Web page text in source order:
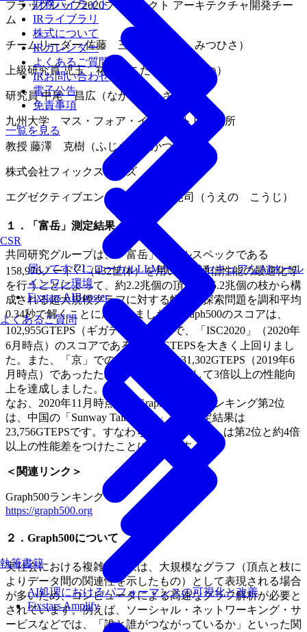
財務ハイライト
IRライブラリ
株式について
IRカレンダー
よくあるご質問
IRお問い合わせ
電子公告
免責事項
一覧を見る
CSR
執筆書籍
届いてすぐにローカルLLMが使えるセキュアなAIオール
インワン環境
Fixstars AIBooster
AI処理におけるパフォーマンスの可視化と改善
Fixstars Amplify
よくあるご質問
フラッグシップ2020プロジェクト アーキテクチャ開発チー
ム
チームリーダー 佐藤 三久（さとう みつひさ）
上級研究員 児玉 祐悦（こだま ゆうえつ）
研究員 中尾 昌広（なかお まさひろ）
九州大学 マス・フォア・インダストリ研究所
教授 藤澤 克樹（ふじさわ かつき）
株式会社フィックスターズ
エグゼクティブエンジニア 上野 晃司（うえの こうじ）
１．「富岳」測定結果
共同研究グループは、「富岳」のフルスペックである
158,976ノード[2]（432筐体）を用いて、通信性能の最適化等
を行うことによって、約2.2兆個の頂点と35.2兆個の枝から構
成される超大規模グラフに対する幅優先探索問題を調和平均
0.34秒で解くことに成功しました。Graph500のスコアは、
102,955GTEPS（ギガテップス）
で、「ISC2020」（2020年
6月時点）のスコアである70,980GTEPSを大きく上回りまし
た。また、「京」での測定結果は、31,302GTEPS（2019年6
月時点）であったため、「京」と比較して3倍以上の性能向
上を達成しました。
なお、2020年11月時点の「Graph500」のランキング第2位
は、中国の「Sunway TaihuLight」で、測定結果は
23,756GTEPSです。すなわち、今回「富岳」は第2位と約4倍
以上の性能差をつけたことになります。
＜関連リンク＞
Graph500ランキング
https://graph500.org
２．Graph500について
実社会における複雑な現象は、大規模なグラフ（頂点と枝に
よりデータ間の関連性を示したもの）として表現される場合
が多いため、コンピュータによる高速なグラフ解析が必要と
されています。例えば、ソーシャル・ネットワーキング・サ
ービスなどでは、「誰と誰がつながっているか」といった関